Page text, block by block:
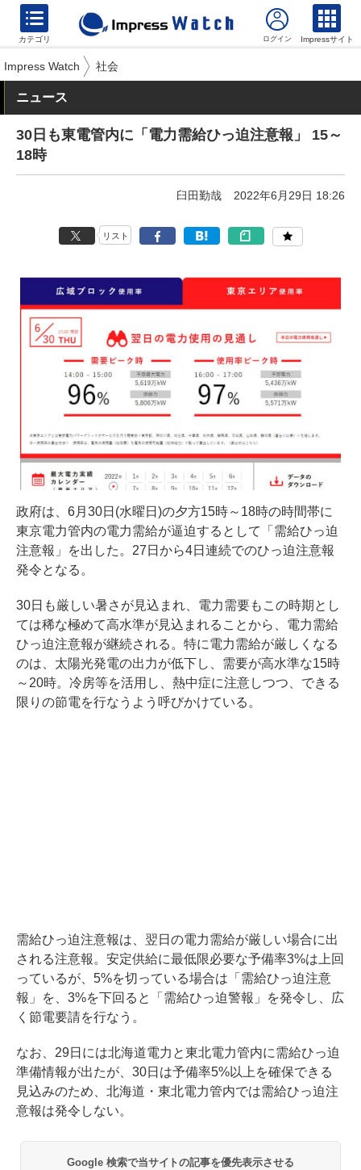
カテゴリ Impressサイト
Impress Watch 社会
ニュース
30日も東電管内に「電力需給ひっ迫注意報」 15～
18時
臼田勤哉 2022年6月29日 18:26
リスト
政府は、6月30日(水曜日)の夕方15時～18時の時間帯に
東京電力管内の電力需給が逼迫するとして「需給ひっ迫
注意報」を出した。27日から4日連続でのひっ迫注意報
発令となる。
30日も厳しい暑さが見込まれ、電力需要もこの時期とし
ては稀な極めて高水準が見込まれることから、電力需給
ひっ迫注意報が継続される。特に電力需給が厳しくなる
のは、太陽光発電の出力が低下し、需要が高水準な15時
～20時。冷房等を活用し、熱中症に注意しつつ、できる
限りの節電を行なうよう呼びかけている。
需給ひっ迫注意報は、翌日の電力需給が厳しい場合に出
される注意報。安定供給に最低限必要な予備率3%は上回
っているが、5%を切っている場合は「需給ひっ迫注意
報」を、3%を下回ると「需給ひっ迫警報」を発令し、広
く節電要請を行なう。
なお、29日には北海道電力と東北電力管内に需給ひっ迫
準備情報が出たが、30日は予備率5%以上を確保できる
見込みのため、北海道・東北電力管内では需給ひっ迫注
意報は発令しない。
Google 検索で当サイトの記事を優先表示させる